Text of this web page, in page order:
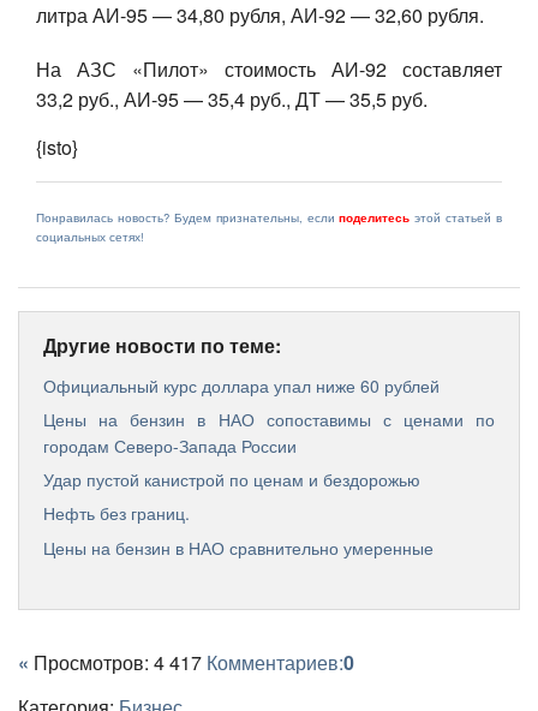
литра АИ-95 — 34,80 рубля, АИ-92 — 32,60 рубля.
На АЗС «Пилот» стоимость АИ-92 составляет
33,2 руб., АИ-95 — 35,4 руб., ДТ — 35,5 руб.
{isto}
Понравилась новость? Будем признательны, еслиподелитесь этой статьей в
социальных сетях!
Другие новости по теме:
Официальный курс доллара упал ниже 60 рублей
Цены на бензин в НАО сопоставимы с ценами по
городам Северо-Запада России
Удар пустой канистрой по ценам и бездорожью
Нефть без границ.
Цены на бензин в НАО сравнительно умеренные
« Просмотров: 4 417 Комментариев:0